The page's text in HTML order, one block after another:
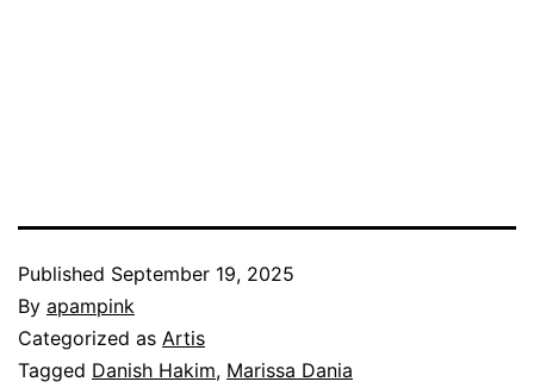
Published September 19, 2025
By apampink
Categorized as Artis
Tagged Danish Hakim, Marissa Dania